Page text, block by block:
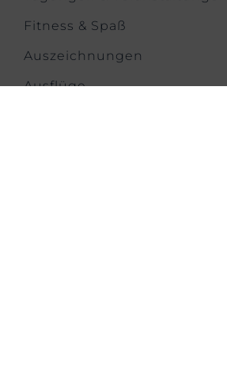
Fitness & Spaß
Auszeichnungen
Ausflüge